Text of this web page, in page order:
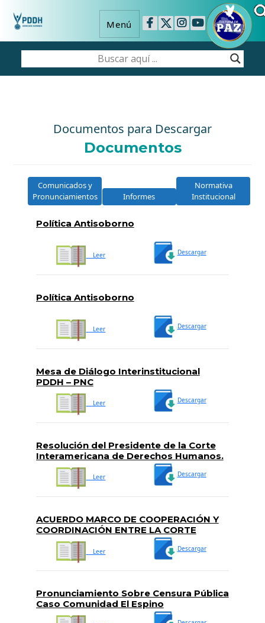
Menú
Documentos para Descargar
Documentos
Comunicados y
Pronunciamientos
Informes
Normativa
Institucional
Política Antisoborno
Leer Descargar
Política Antisoborno
Leer Descargar
Mesa de Diálogo Interinstitucional
PDDH – PNC
Leer Descargar
Resolución del Presidente de la Corte
Interamericana de Derechos Humanos.
Medidas Urgentes y Supervisión de
Cumplimiento de Sentencia Caso
Masacres de El Mozote y Lugares
Aledaños vs. El Salvador
Leer Descargar
ACUERDO MARCO DE COOPERACIÓN Y
COORDINACIÓN ENTRE LA CORTE
INTERAMERICANA DE DERECHOS
HUMANOS
Leer Descargar
Pronunciamiento Sobre Censura Pública
Caso Comunidad El Espino